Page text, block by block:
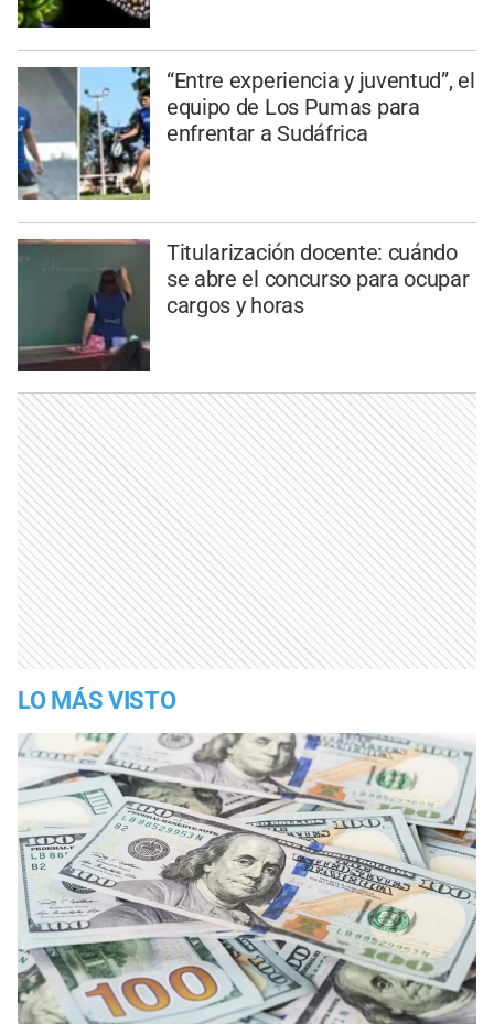
“Entre experiencia y juventud”, el
equipo de Los Pumas para
enfrentar a Sudáfrica
Titularización docente: cuándo
se abre el concurso para ocupar
cargos y horas
LO MÁS VISTO